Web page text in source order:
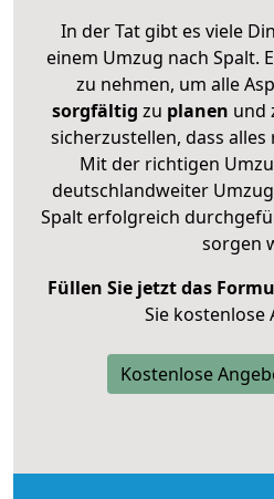
In der Tat gibt es viele
einem Umzug nach Spalt.
zu nehmen, um alle
sorgfältig zu planen und
sicherzustellen, dass
Mit der richtigen
deutschlandweiter
Spalt erfolgreich
sorgen
Füllen Sie jetzt das
Sie kostenlose
Kostenlose